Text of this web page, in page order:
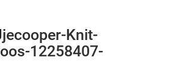
Knit-
12258407-